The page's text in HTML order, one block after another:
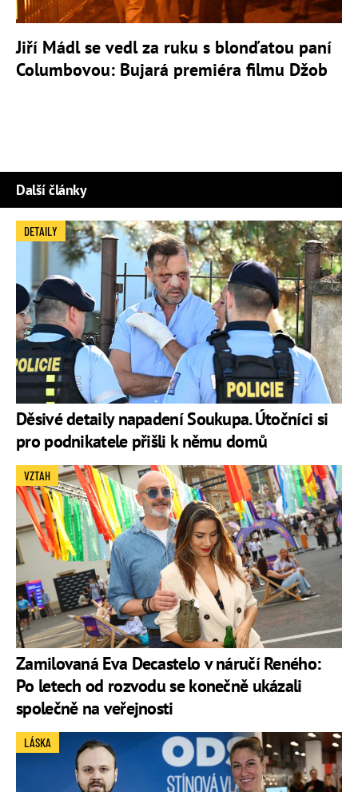
Jiří Mádl se vedl za ruku s blonďatou paní
Columbovou: Bujará premiéra filmu Džob
Další články
Děsivé detaily napadení Soukupa. Útočníci si
pro podnikatele přišli k němu domů
DETAILY
Zamilovaná Eva Decastelo v náručí Reného:
Po letech od rozvodu se konečně ukázali
společně na veřejnosti
VZTAH
LÁSKA